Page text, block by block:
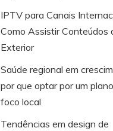
IPTV para Canais
Como Assistir Conteúdos
Exterior
Saúde regional em
por que optar por um
foco local
Tendências em design de